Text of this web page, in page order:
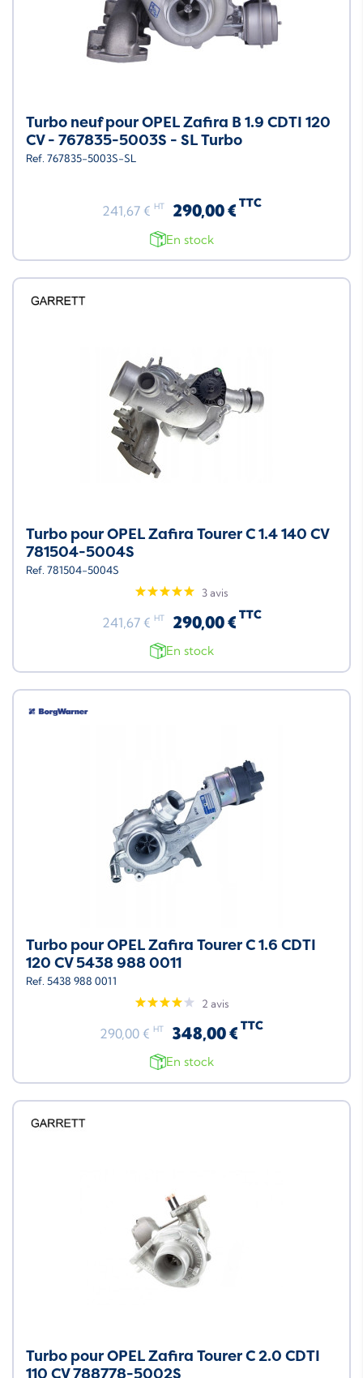
Turbo neuf pour OPEL Zafira B 1.9 CDTI 120
CV - 767835-5003S - SL Turbo
Ref. 767835-5003S-SL
241,67 € HT 290,00 € TTC
En stock
Turbo pour OPEL Zafira Tourer C 1.4 140 CV
781504-5004S
Ref. 781504-5004S
3 avis
241,67 € HT 290,00 € TTC
En stock
Turbo pour OPEL Zafira Tourer C 1.6 CDTI
120 CV 5438 988 0011
Ref. 5438 988 0011
2 avis
290,00 € HT 348,00 € TTC
En stock
Turbo pour OPEL Zafira Tourer C 2.0 CDTI